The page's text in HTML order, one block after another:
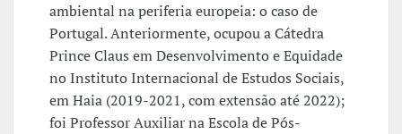
ambiental na periferia europeia: o caso de
Portugal. Anteriormente, ocupou a Cátedra
Prince Claus em Desenvolvimento e Equidade
no Instituto Internacional de Estudos Sociais,
em Haia (2019-2021, com extensão até 2022);
foi Professor Auxiliar na Escola de Pós-